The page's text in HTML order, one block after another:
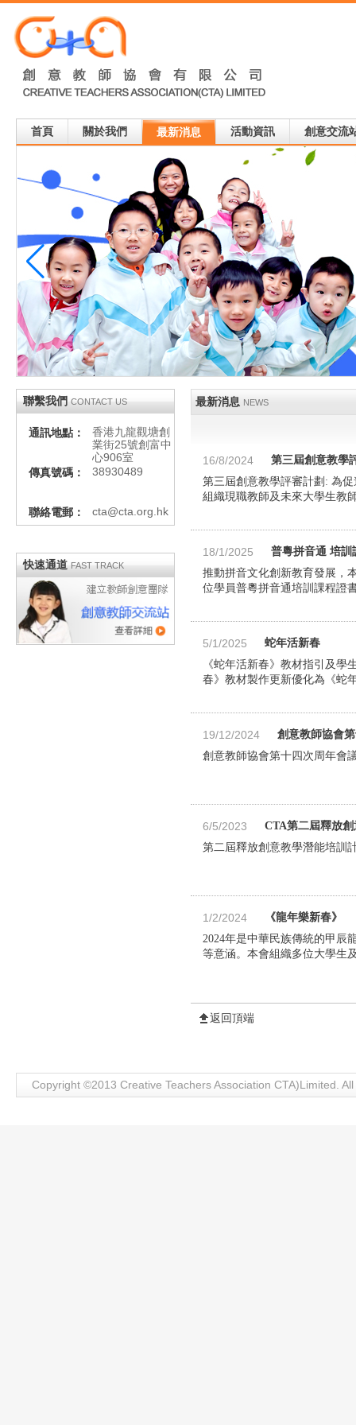
首頁 關於我們 最新消息 活動資訊 創意交流
聯繫我們 CONTACT US
通訊地點：
香港九龍觀塘創
業街25號創富中
心906室
傳真號碼： 38930489
聯絡電郵： cta@cta.org.hk
快速通道 FAST TRACK
最新消息 NEWS
16/8/2024
第三屆創意教學
第三屆創意教學評審計劃: 為
組織現職教師及未來大學生教
18/1/2025
普粵拼音通 培訓
推動拼音文化創新教育發展，
位學員普粵拼音通培訓課程證
5/1/2025
蛇年活新春
《蛇年活新春》教材指引及學
春》教材製作更新優化為《蛇
19/12/2024
創意教師協會
創意教師協會第十四次周年會
6/5/2023
CTA第二屆釋放
第二屆釋放創意教學潛能培訓
1/2/2024
《龍年樂新春》
2024年是中華民族傳統的甲辰
等意涵。本會組織多位大學生
返回頂端
Copyright ©2013 Creative Teachers Association CTA)Limited.